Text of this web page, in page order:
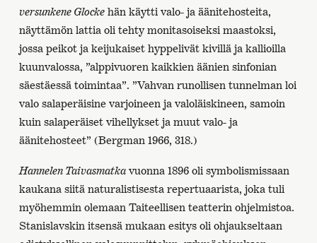
versunkene Glockehän käytti valo- ja äänitehosteita,
näyttämön lattia oli tehty monitasoiseksi maastoksi,
jossa peikot ja keijukaiset hyppelivät kivillä ja kallioilla
kuunvalossa, ”alppivuoren kaikkien äänien sinfonian
säestäessä toimintaa”. ”Vahvan runollisen tunnelman loi
valo salaperäisine varjoineen ja valoläiskineen, samoin
kuin salaperäiset vihellykset ja muut valo- ja
äänitehosteet” (Bergman 1966, 318.)
Hannelen Taivasmatkavuonna 1896 oli symbolismissaan
kaukana siitä naturalistisesta repertuaarista, joka tuli
myöhemmin olemaan Taiteellisen teatterin ohjelmistoa.
Stanislavskin itsensä mukaan esitys oli ohjaukseltaan